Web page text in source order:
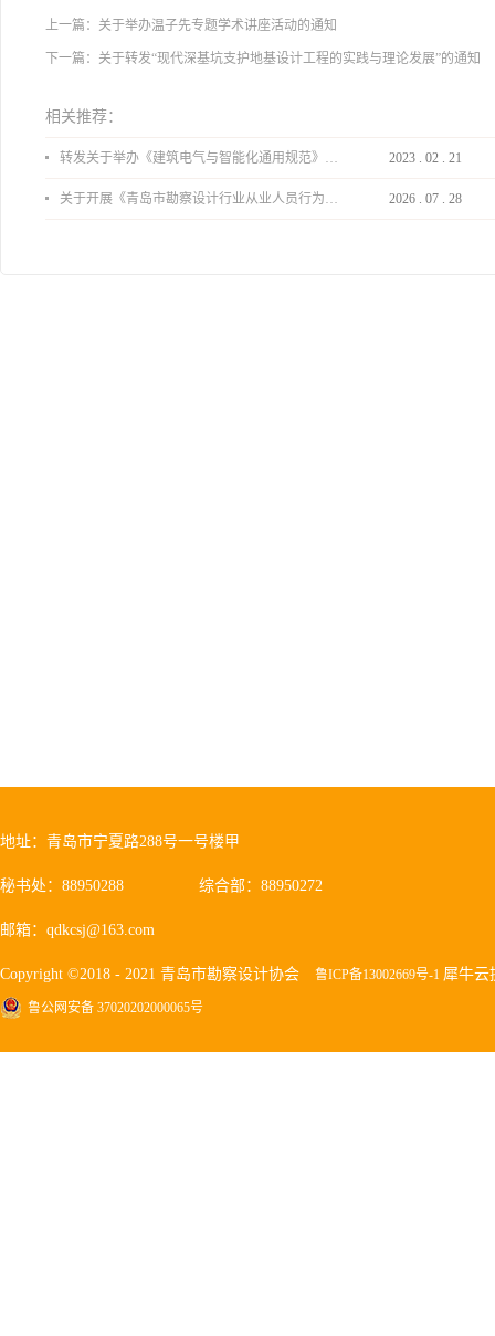
上一篇： 关于举办温子先专题学术讲座活动的通知
下一篇： 关于转发“现代深基坑支护地基设计工程的实践与理论发展”的通知
相关推荐：
转发关于举办《建筑电气与智能化通用规范》 GB55024-2022公益宣贯的通知 2023 . 02 . 21
关于开展《青岛市勘察设计行业从业人员行为导则》、《青岛市住宅工程设计审查品质提升指引（2026版）》宣贯活动的通知 2026 . 07 . 28
地址：青岛市宁夏路288号一号楼甲
秘书处：88950288 综合部：88950272
邮箱：qdkcsj@163.com
Copyright ©2018 - 2021 青岛市勘察设计协会 鲁ICP备13002669号-1 犀牛云
鲁公网安备 37020202000065号